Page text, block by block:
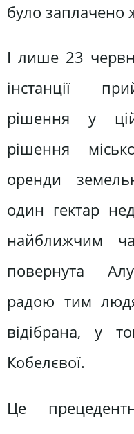
було
І лише 23
інстанції
рішення у
рішення
оренди
один гектар
найближчим
повернута
радою тим
відібрана, у
Кобелєвої.
Це